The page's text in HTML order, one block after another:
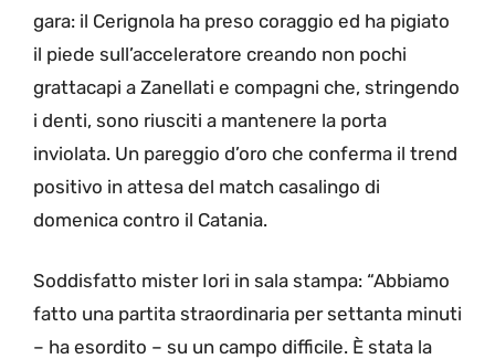
gara: il Cerignola ha preso coraggio ed ha pigiato
il piede sull’acceleratore creando non pochi
grattacapi a Zanellati e compagni che, stringendo
i denti, sono riusciti a mantenere la porta
inviolata. Un pareggio d’oro che conferma il trend
positivo in attesa del match casalingo di
domenica contro il Catania.
Soddisfatto mister Iori in sala stampa: “Abbiamo
fatto una partita straordinaria per settanta minuti
– ha esordito – su un campo difficile. È stata la